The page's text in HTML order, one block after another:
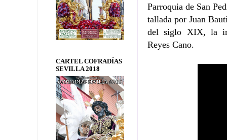
Parroquia de San
tallada por Juan
del siglo XIX, la
Reyes Cano.
CARTEL COFRADÍAS
SEVILLA 2018